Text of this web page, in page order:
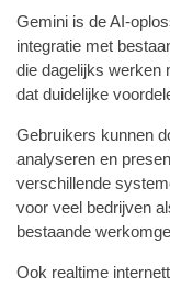
Gemini is de AI-
integratie met
die dagelijks werken
dat duidelijke
Gebruikers kunnen
analyseren en
verschillende
voor veel bedrijven
bestaande
Ook realtime